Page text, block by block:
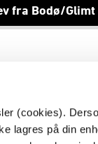
(cookies).
lagres på din
fra Bodø/Glimt
ikke brukes